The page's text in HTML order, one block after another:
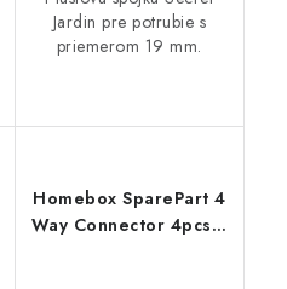
Jardin pre potrubie s
priemerom 19 mm.
Homebox SparePart 4
Way Connector 4pcs /